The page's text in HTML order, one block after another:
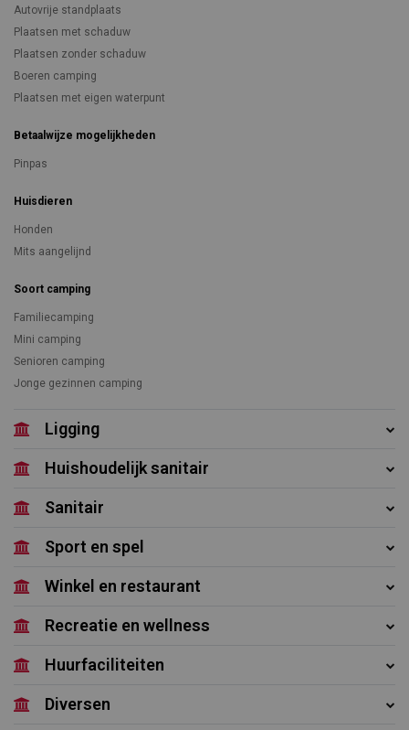
Autovrije standplaats
Plaatsen met schaduw
Plaatsen zonder schaduw
Boeren camping
Plaatsen met eigen waterpunt
Betaalwijze mogelijkheden
Pinpas
Huisdieren
Honden
Mits aangelijnd
Soort camping
Familiecamping
Mini camping
Senioren camping
Jonge gezinnen camping
Ligging
Huishoudelijk sanitair
Sanitair
Sport en spel
Winkel en restaurant
Recreatie en wellness
Huurfaciliteiten
Diversen